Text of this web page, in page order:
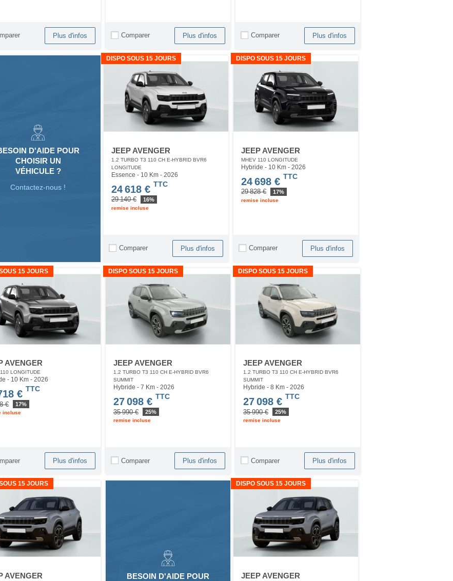
Plus d'infos Comparer Plus d'infos Comparer Plus d'infos
D'AIDE POUR
CHOISIR UN
VÉHICULE ?
Contactez-nous !
DISPO SOUS 15 JOURS
JEEP AVENGER
1.2 TURBO T3 110 CH E-HYBRID BVR6
LONGITUDE
Essence - 10 Km - 2026
24 618 € TTC
29 140 € 16%
remise incluse
Comparer Plus d'infos
DISPO SOUS 15 JOURS
JEEP AVENGER
MHEV 110 LONGITUDE
Hybride - 10 Km- 2026
24 698 € TTC
29 828 € 17%
remise incluse
Comparer Plus d'infos
15 JOURS
AVENGER
LONGITUDE
- 10 Km - 2026
€ TTC
€ 17%
incluse
Plus d'infos
DISPO SOUS 15 JOURS
JEEP AVENGER
1.2 TURBO T3 110 CH E-HYBRID BVR6
SUMMIT
Hybride - 7 Km - 2026
27 098 € TTC
35 990 € 25%
remise incluse
Comparer Plus d'infos
DISPO SOUS 15 JOURS
JEEP AVENGER
1.2 TURBO T3 110 CH E-HYBRID BVR6
SUMMIT
Hybride - 8 Km- 2026
27 098 € TTC
35 990 € 25%
remise incluse
Comparer Plus d'infos
15 JOURS
AVENGER
BESOIN D'AIDE POUR
DISPO SOUS 15 JOURS
JEEP AVENGER